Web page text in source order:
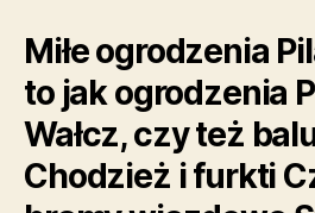
Miłe ogrodzenia
to jak ogrodzenia
Wałcz, czy też
Chodzież i furkti